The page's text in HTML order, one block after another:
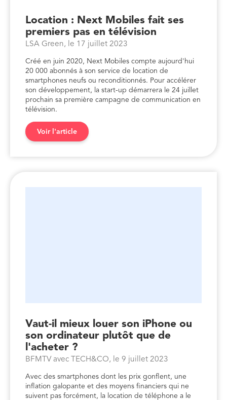
Location : Next Mobiles fait ses
premiers pas en télévision
LSA Green, le 17 juillet 2023
Créé en juin 2020, Next Mobiles compte aujourd'hui
20 000 abonnés à son service de location de
smartphones neufs ou reconditionnés. Pour accélérer
son développement, la start-up démarrera le 24 juillet
prochain sa première campagne de communication en
télévision.
Voir l'article
Vaut-il mieux louer son iPhone ou
son ordinateur plutôt que de
l'acheter ?
BFMTV avec TECH&CO, le 9 juillet 2023
Avec des smartphones dont les prix gonflent, une
inflation galopante et des moyens financiers qui ne
suivent pas forcément, la location de téléphone a le